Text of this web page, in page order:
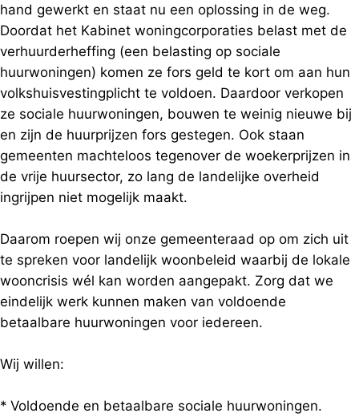
hand gewerkt en staat nu een oplossing in de weg.
Doordat het Kabinet woningcorporaties belast met de
verhuurderheffing (een belasting op sociale
huurwoningen) komen ze fors geld te kort om aan hun
volkshuisvestingplicht te voldoen. Daardoor verkopen
ze sociale huurwoningen, bouwen te weinig nieuwe bij
en zijn de huurprijzen fors gestegen. Ook staan
gemeenten machteloos tegenover de woekerprijzen in
de vrije huursector, zo lang de landelijke overheid
ingrijpen niet mogelijk maakt.
Daarom roepen wij onze gemeenteraad op om zich uit
te spreken voor landelijk woonbeleid waarbij de lokale
wooncrisis wél kan worden aangepakt. Zorg dat we
eindelijk werk kunnen maken van voldoende
betaalbare huurwoningen voor iedereen.
Wij willen:
* Voldoende en betaalbare sociale huurwoningen.